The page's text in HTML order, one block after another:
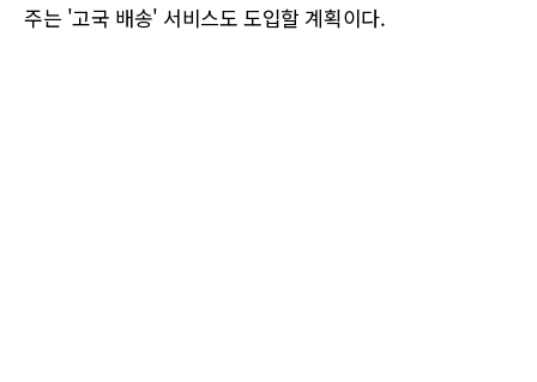
주는 '고국 배송' 서비스도 도입할 계획이다.